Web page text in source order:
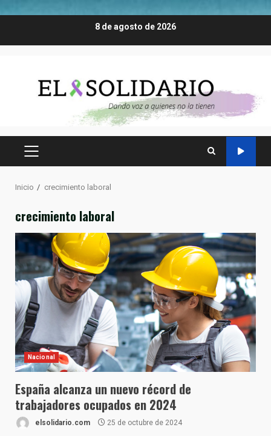
8 de agosto de 2026
MENÚ
Inicio crecimiento laboral
crecimiento laboral
Nacional
España alcanza un nuevo récord de
trabajadores ocupados en 2024
elsolidario.com 25 de octubre de 2024